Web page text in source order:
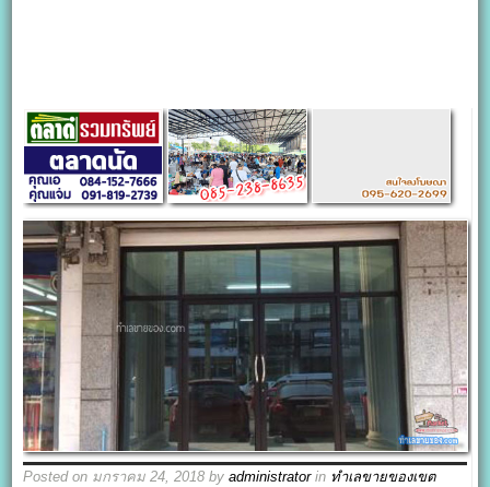
Posted on มกราคม 24, 2018 byadministratorin ทำเลขายของเขต